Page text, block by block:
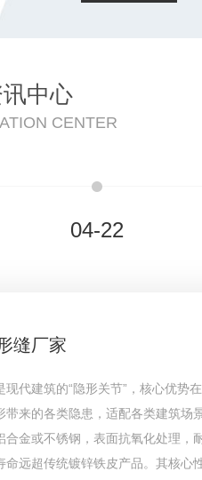
中心
CENTER
04-22
缝厂家
现代建筑的“隐形关节”，核心优势
带来的各类隐患，适配各类建筑场
合金或不锈钢，表面抗氧化处理，
命远超传统镀锌铁皮产品。其核心